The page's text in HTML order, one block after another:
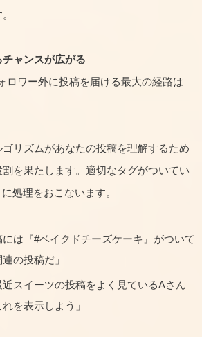
ャンスが広がる
ロワー外に投稿を届ける最大の経路は
リズムがあなたの投稿を理解するため
を果たします。適切なタグがついてい
処理をおこないます。
には『#ベイクドチーズケーキ』がついて
の投稿だ」
近スイーツの投稿をよく見ているAさん
を表示しよう」